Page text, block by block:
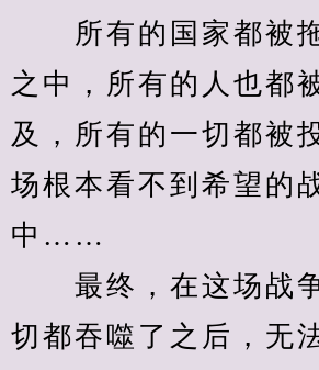
所有的国家都被拖
之中，所有的人也都
及，所有的一切都被
场根本看不到希望的
中……
最终，在这场战争
切都吞噬了之后，无